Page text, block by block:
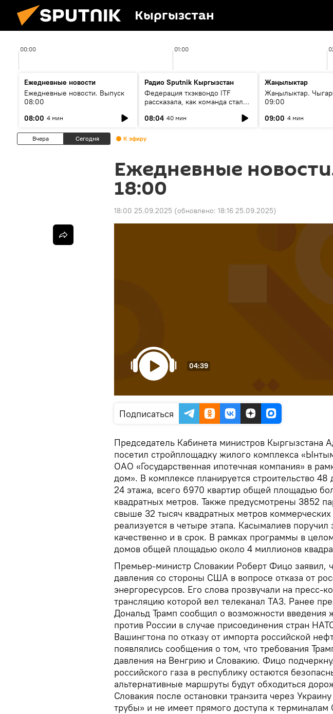
Кыргызстан
00:00 01:00
Ежедневные новости
Ежедневные новости. Выпуск
08:00
08:00 4 мин
Радио Sputnik Кыргызстан
Федерация тхэквондо ITF
рассказала, как команда стала
08:04 40 мин
Жаңылыктар
Жаңылыктар.
09:00
09:00 4 мин
Вчера Сегодня К эфиру
Ежедневные
18:00
18:00 25.09.2025 (обновлено: 18:16 25.09.2025)
04:39
Подписаться
Председатель Кабинета министров Кыргызстана
посетил стройплощадку жилого комплекса
ОАО «Государственная ипотечная компания» в
дом». В комплексе планируется строительство 48
24 этажа, всего 6970 квартир общей площадью
квадратных метров. Также предусмотрены 3852
свыше 32 тысяч квадратных метров
реализуется в четыре этапа. Касымалиев
качественно и в срок. В рамках программы в
домов общей площадью около 4 миллионов
Премьер-министр Словакии Роберт Фицо заявил,
давления со стороны США в вопросе отказа от
энергоресурсов. Его слова прозвучали на пресс-
трансляцию которой вел телеканал ТА3. Ранее
Дональд Трамп сообщил о возможности введения
против России в случае присоединения стран
Вашингтона по отказу от импорта российской
появлялись сообщения о том, что требования
давления на Венгрию и Словакию. Фицо
российского газа в республику остаются
альтернативные маршруты будут обходиться
Словакия после остановки транзита через
трубы» и не имеет прямого доступа к терминалам